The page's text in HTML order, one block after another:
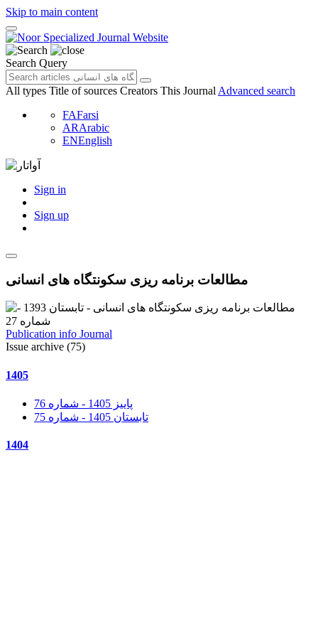
Skip to main content
Search Query
All types Title of sources Creators This Journal Advanced search
FAFarsi
ARArabic
ENEnglish
Sign in
Sign up
مطالعات برنامه ریزی سکونتگاه های انسانی
Publication info Journal
Issue archive (75)
1405
پاییز 1405 - شماره 76
تابستان 1405 - شماره 75
1404